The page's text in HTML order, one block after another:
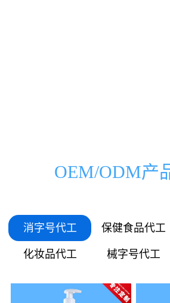
1332
1665
1998
06
08
OEM/ODM产
消字号代工 保健食品代工
化妆品代工 械字号代工